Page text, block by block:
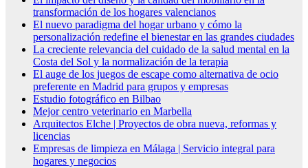
transformación de los hogares valencianos
El nuevo paradigma del hogar urbano y cómo la
personalización redefine el bienestar en las grandes ciudades
La creciente relevancia del cuidado de la salud mental en la
Costa del Sol y la normalización de la terapia
El auge de los juegos de escape como alternativa de ocio
preferente en Madrid para grupos y empresas
Estudio fotográfico en Bilbao
Mejor centro veterinario en Marbella
Arquitectos Elche | Proyectos de obra nueva, reformas y
licencias
Empresas de limpieza en Málaga | Servicio integral para
hogares y negocios